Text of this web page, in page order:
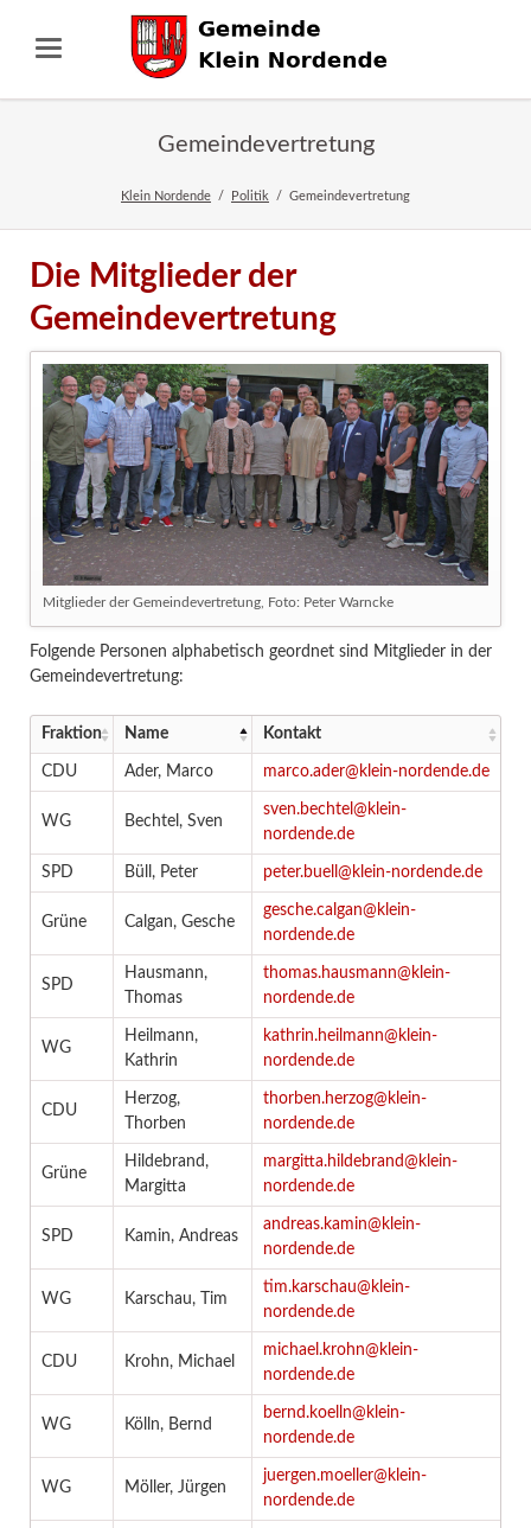
Gemeindevertretung
Klein Nordende Politik Gemeindevertretung
Die Mitglieder der
Gemeindevertretung
Mitglieder der Gemeindevertretung, Foto: Peter Warncke
Folgende Personen alphabetisch geordnet sind Mitglieder in der
Gemeindevertretung:
Fraktion Name Kontakt
CDU Ader, Marco marco.ader@klein-nordende.de
WG Bechtel, Sven
sven.bechtel@klein-
nordende.de
SPD Büll, Peter peter.buell@klein-nordende.de
Grüne Calgan, Gesche
gesche.calgan@klein-
nordende.de
SPD
Hausmann,
Thomas
thomas.hausmann@klein-
nordende.de
WG
Heilmann,
Kathrin
kathrin.heilmann@klein-
nordende.de
CDU
Herzog,
Thorben
thorben.herzog@klein-
nordende.de
Grüne
Hildebrand,
Margitta
margitta.hildebrand@klein-
nordende.de
SPD Kamin, Andreas
andreas.kamin@klein-
nordende.de
WG Karschau, Tim
tim.karschau@klein-
nordende.de
CDU Krohn, Michael
michael.krohn@klein-
nordende.de
WG Kölln, Bernd
bernd.koelln@klein-
nordende.de
WG Möller, Jürgen
juergen.moeller@klein-
nordende.de